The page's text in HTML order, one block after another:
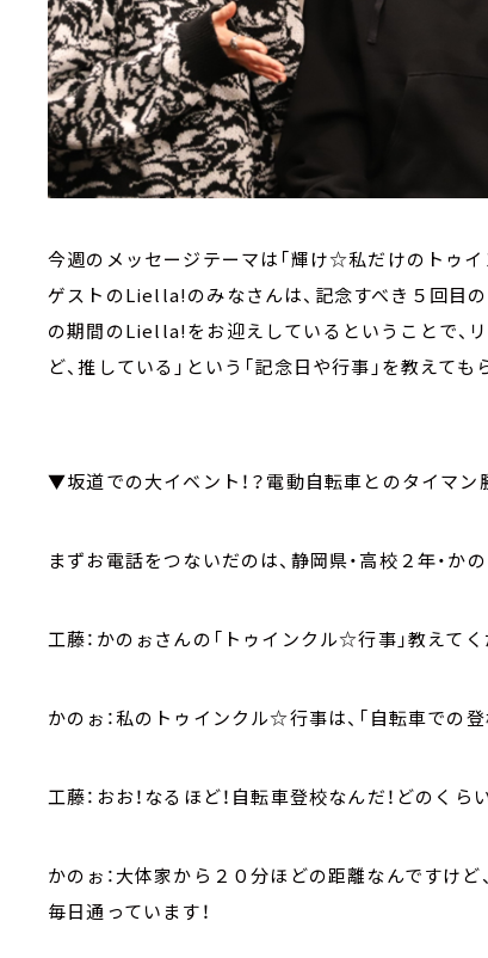
今週のメッセージテーマは「輝け☆私だけのトゥイ
ゲストのLiella!のみなさんは、記念すべき５回目
の期間のLiella!をお迎えしているということで、
ど、推している」という「記念日や行事」を教えても
▼坂道での大イベント！？電動自転車とのタイマン
まずお電話をつないだのは、静岡県・高校２年・か
工藤：かのぉさんの「トゥインクル☆行事」教えてく
かのぉ：私のトゥインクル☆行事は、「自転車での登
工藤：おお！なるほど！自転車登校なんだ！どのく
かのぉ：大体家から２０分ほどの距離なんですけ
毎日通っています！